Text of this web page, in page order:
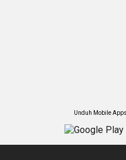
Unduh Mobile